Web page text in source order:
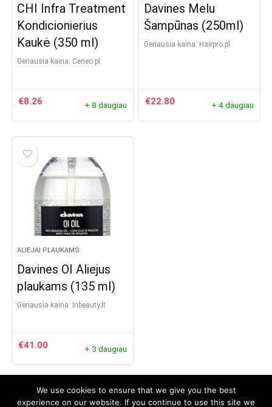
CHI Infra Treatment
Kondicionierius
Kaukė (350 ml)
Geriausia kaina: ceneo.pl
€8.26 + 8 daugiau
Davines Melu
Šampūnas (250ml)
Geriausia kaina: hairpro.pl
€22.80 + 4 daugiau
ALIEJAI PLAUKAMS
Davines OI Aliejus
plaukams (135 ml)
Geriausia kaina: inbeauty.lt
€41.00 + 3 daugiau
We use cookies to ensure that we give you the best
experience on our website. If you continue to use this site we